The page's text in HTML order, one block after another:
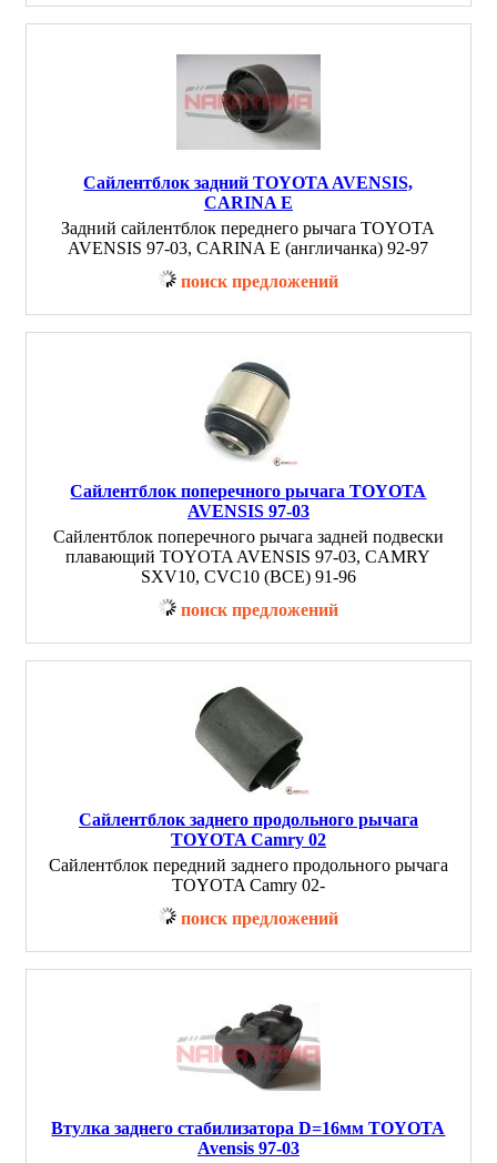
Сайлентблок задний TOYOTA AVENSIS,
CARINA E
Задний сайлентблок переднего рычага TOYOTA
AVENSIS 97-03, CARINA E (англичанка) 92-97
поиск предложений
Сайлентблок поперечного рычага TOYOTA
AVENSIS 97-03
Сайлентблок поперечного рычага задней подвески
плавающий TOYOTA AVENSIS 97-03, CAMRY
SXV10, CVC10 (ВСЕ) 91-96
поиск предложений
Сайлентблок заднего продольного рычага
TOYOTA Camry 02
Сайлентблок передний заднего продольного рычага
TOYOTA Camry 02-
поиск предложений
Втулка заднего стабилизатора D=16мм TOYOTA
Avensis 97-03